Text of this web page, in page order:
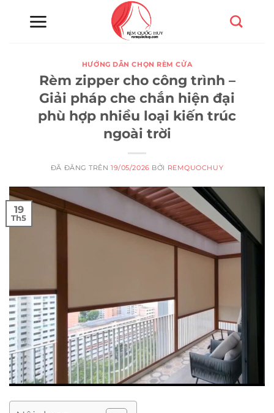
HƯỚNG DẪN CHỌN RÈM CỬA
Rèm zipper cho công trình –
Giải pháp che chắn hiện đại
phù hợp nhiều loại kiến trúc
ngoài trời
ĐÃ ĐĂNG TRÊN19/05/2026 BỞI REMQUOCHUY
19
Th5